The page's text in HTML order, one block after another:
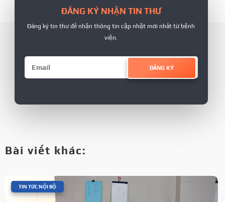
ĐĂNG KÝ NHẬN TIN THƯ
Đăng ký tin thư để nhận thông tin cập nhật mới nhất từ bệnh
viện.
ĐĂNG KÝ
Bài viết khác:
TIN TỨC NỘI BỘ